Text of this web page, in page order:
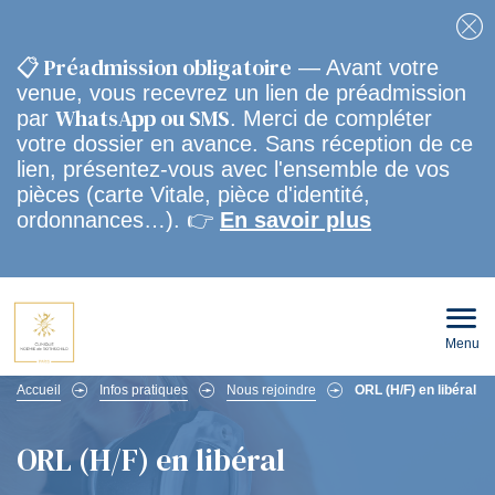
📋 Préadmission obligatoire — Avant votre
venue, vous recevrez un lien de préadmission
par WhatsApp ou SMS. Merci de compléter
votre dossier en avance. Sans réception de ce
lien, présentez-vous avec l'ensemble de vos
pièces (carte Vitale, pièce d'identité,
ordonnances…). 👉 En savoir plus
Menu
menu
Fil
d'Ariane
Accueil Infos pratiques Nous rejoindre ORL (H/F) en libéral
ORL (H/F) en libéral